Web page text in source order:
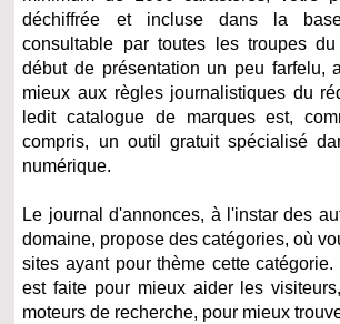
déchiffrée et incluse dans la
consultable par toutes les troupes
début de présentation un peu farfelu,
mieux aux règles journalistiques du
ledit catalogue de marques est,
compris, un outil gratuit spécialisé
numérique.
Le journal d'annonces, à l'instar des
domaine, propose des catégories, où
sites ayant pour thème cette catégorie.
est faite pour mieux aider les
moteurs de recherche, pour mieux